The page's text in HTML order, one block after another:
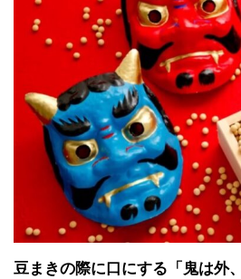
豆まきの際に口にする「鬼は外